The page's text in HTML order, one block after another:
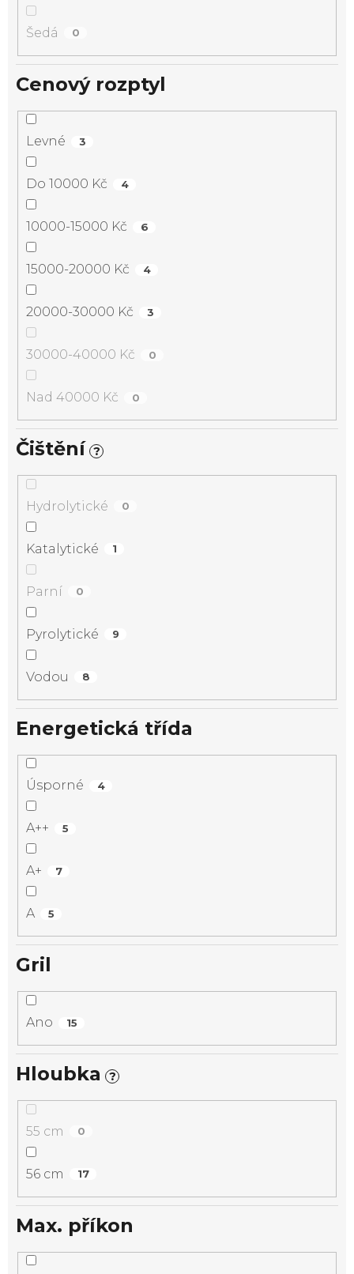
Šedá 0
Cenový rozptyl
Levné 3
Do 10000 Kč 4
10000-15000 Kč 6
15000-20000 Kč 4
20000-30000 Kč 3
30000-40000 Kč 0
Nad 40000 Kč 0
Čištění ?
Hydrolytické 0
Katalytické 1
Parní 0
Pyrolytické 9
Vodou 8
Energetická třída
Úsporné 4
A++ 5
A+ 7
A 5
Gril
Ano 15
Hloubka ?
55 cm 0
56 cm 17
Max. příkon